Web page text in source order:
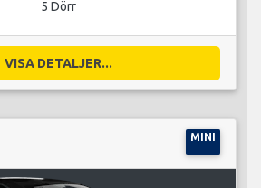
5 Dörr
VISA DETALJER...
MINI